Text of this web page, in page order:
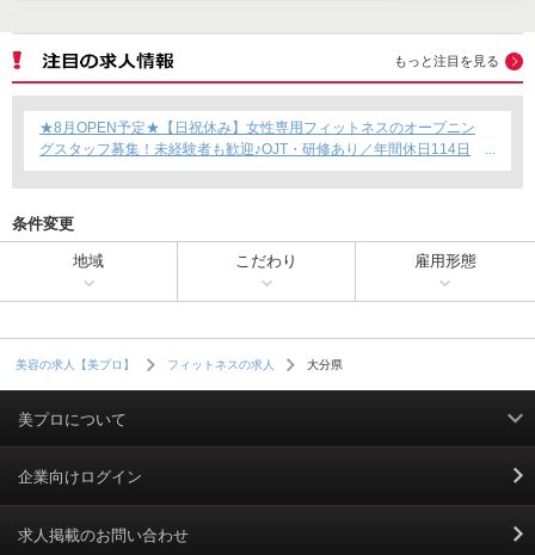
もっと注目を見る
★8月OPEN予定★【日祝休み】女性専用フィットネスのオープニン
グスタッフ募集！未経験者も歓迎♪OJT・研修あり／年間休日114日
／賞与年2回支給／育児短時間勤務制度あり◎
条件変更
地域 こだわり 雇用形態
美容の求人【美プロ】 フィットネスの求人 大分県
美プロについて
利用規約
掲載規約
企業向けログイン
求人掲載のお問い合わせ